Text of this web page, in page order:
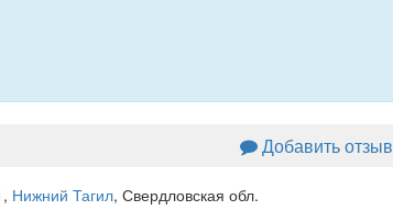
Добавить отзыв
, Нижний Тагил, Свердловская обл.